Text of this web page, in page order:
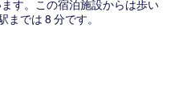
ロビーラウ
す。この宿泊施設からは歩い
では 8 分です。